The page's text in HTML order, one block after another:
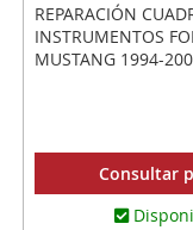
REPARACIÓN
INSTRUMENTOS
MUSTANG 1994-
Consultar